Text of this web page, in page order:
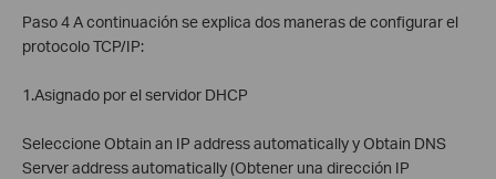
Paso 4 A continuación se explica dos maneras de configurar el
protocolo TCP/IP:
1.Asignado por el servidor DHCP
Seleccione Obtain an IP address automatically y Obtain DNS
Server address automatically (Obtener una dirección IP